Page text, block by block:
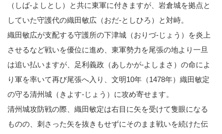
（しば-よしとし）と共に東軍に付きますが、岩倉城を拠点と
していた守護代の織田敏広（おだ-としひろ）と対峙。
織田敏広が支配する守護所の下津城（おりづ-じょう）を炎上
させるなど戦いを優位に進め、東軍勢力を尾張の地より一旦
は追い払いますが、足利義政（あしかが-よしまさ）の命によ
り軍を率いて再び尾張へ入り、文明10年（1478年）織田敏定
の守る清州城（きよす-じょう）に攻め寄せます。
清州城攻防戦の際、織田敏定は右目に矢を受けて隻眼になる
ものの、刺さった矢を抜きもせずにそのまま戦いを続けた伝